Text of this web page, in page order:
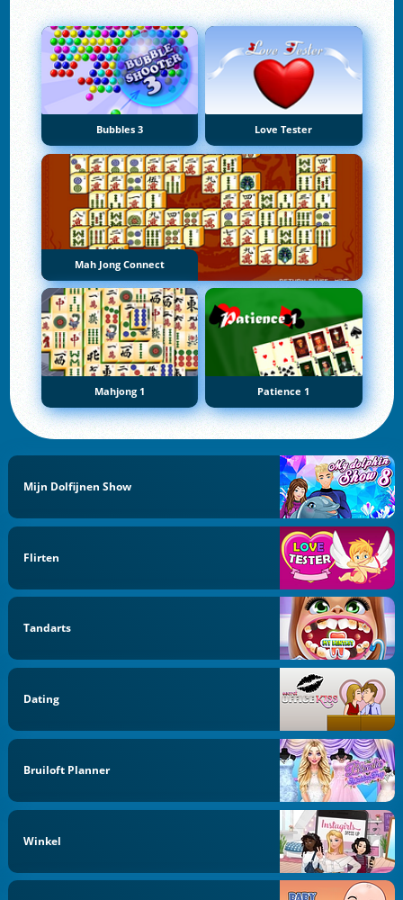
Bubbles 3 Love Tester
Mah Jong Connect
Mahjong 1 Patience 1
Mijn Dolfijnen Show
Flirten
Tandarts
Dating
Bruiloft Planner
Winkel